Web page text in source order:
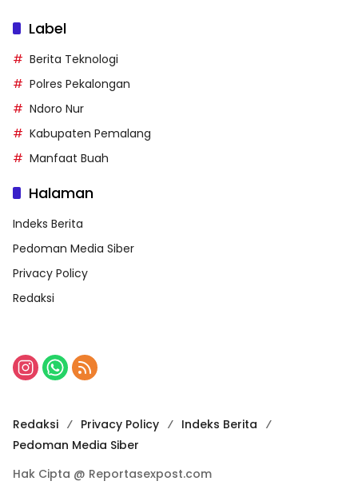
Label
Berita Teknologi
Polres Pekalongan
Ndoro Nur
Kabupaten Pemalang
Manfaat Buah
Halaman
Indeks Berita
Pedoman Media Siber
Privacy Policy
Redaksi
Redaksi Privacy Policy
Indeks Berita
Pedoman Media Siber
Hak Cipta @ Reportasexpost.com